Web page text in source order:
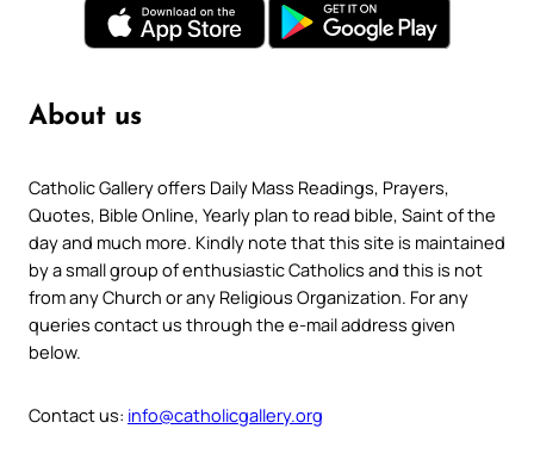
About us
Catholic Gallery offers Daily Mass Readings, Prayers,
Quotes, Bible Online, Yearly plan to read bible, Saint of the
day and much more. Kindly note that this site is maintained
by a small group of enthusiastic Catholics and this is not
from any Church or any Religious Organization. For any
queries contact us through the e-mail address given
below.
Contact us: info@catholicgallery.org